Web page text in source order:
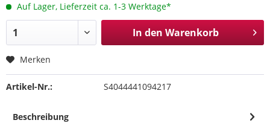
Auf Lager, Lieferzeit ca. 1-3 Werktage*
In den Warenkorb
Merken
Artikel-Nr.: S4044441094217
Beschreibung